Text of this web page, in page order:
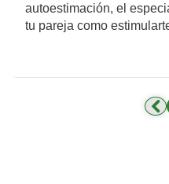
autoestimación, el
tu pareja como